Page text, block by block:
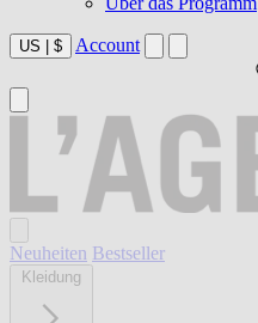
US $ Account
Neuheiten Bestseller
Kleidung